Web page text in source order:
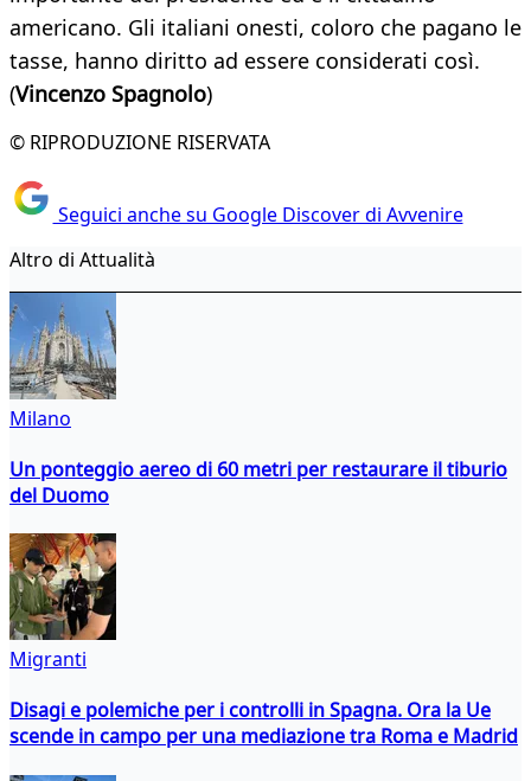
americano. Gli italiani onesti, coloro che pagano le
tasse, hanno diritto ad essere considerati così.
(Vincenzo Spagnolo)
© RIPRODUZIONE RISERVATA
Seguici anche su Google Discover di Avvenire
Altro di Attualità
Milano
Un ponteggio aereo di 60 metri per restaurare il tiburio
del Duomo
Migranti
Disagi e polemiche per i controlli in Spagna. Ora la Ue
scende in campo per una mediazione tra Roma e Madrid